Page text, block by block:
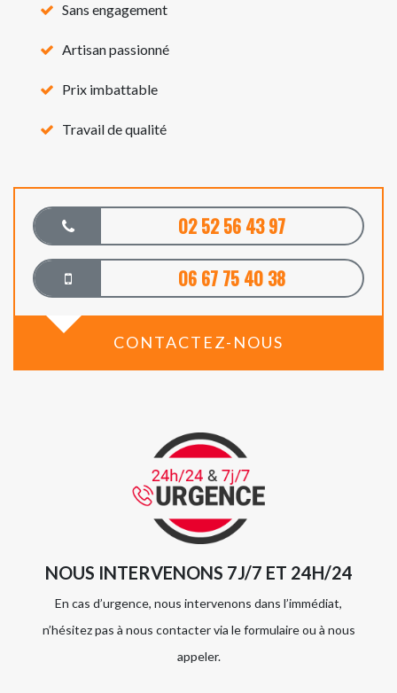
Sans engagement
Artisan passionné
Prix imbattable
Travail de qualité
02 52 56 43 97
06 67 75 40 38
CONTACTEZ-NOUS
NOUS INTERVENONS 7J/7 ET 24H/24
En cas d’urgence, nous intervenons dans l’immédiat,
n’hésitez pas à nous contacter via le formulaire ou à nous
appeler.